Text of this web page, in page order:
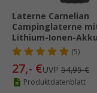
Laterne Carnelian
Campinglaterne
Lithium-Ionen-Akku
(5)
27,- €UVP 54,95 €
Produktdatenblatt